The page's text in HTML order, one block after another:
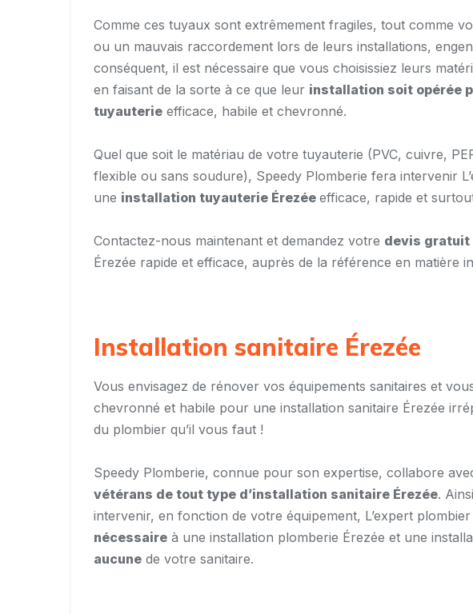
Comme ces tuyaux sont extrêmement fragiles, tout comme
ou un mauvais raccordement lors de leurs installations,
conséquent, il est nécessaire que vous choisissiez leurs
en faisant de la sorte à ce que leur installation soit opérée
tuyauterie efficace, habile et chevronné.
Quel que soit le matériau de votre tuyauterie (PVC, cuivre,
flexible ou sans soudure), Speedy Plomberie fera intervenir
une installation tuyauterie Érezée efficace, rapide et
Contactez-nous maintenant et demandez votre devis gratuit
Érezée rapide et efficace, auprès de la référence en matière
Installation sanitaire Érezée
Vous envisagez de rénover vos équipements sanitaires et
chevronné et habile pour une installation sanitaire Érezée
du plombier qu’il vous faut !
Speedy Plomberie, connue pour son expertise, collabore
vétérans de tout type d’installation sanitaire Érezée.
intervenir, en fonction de votre équipement, L’expert
nécessaire à une installation plomberie Érezée et une
aucune de votre sanitaire.